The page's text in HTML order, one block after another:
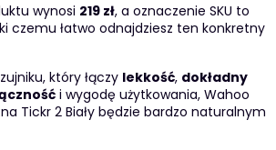
wynosi 219 zł, a oznaczenie SKU to
czemu łatwo odnajdziesz ten konkretny
który łączy lekkość, dokładny
i wygodę użytkowania, Wahoo
Tickr 2 Biały będzie bardzo naturalnym